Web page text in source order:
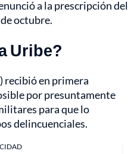
a la prescripción del
octubre.
Uribe?
recibió en primera
por presuntamente
para que lo
delincuenciales.